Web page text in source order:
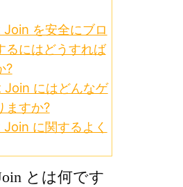
を安全にブロ
るにはどうすれば
?
にはどんなゲ
ますか?
に関するよく
とは何です